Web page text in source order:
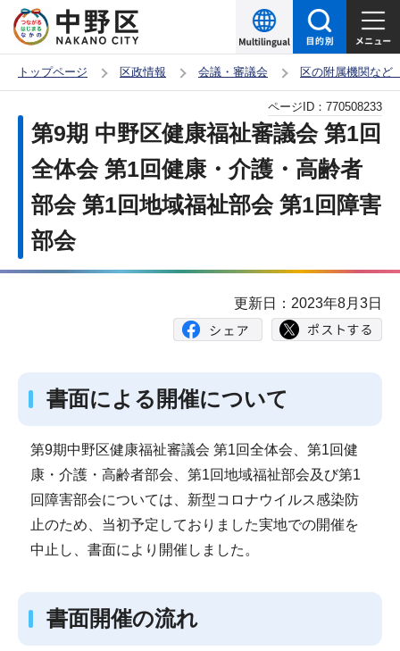
の
ー
トップページ 区政情報 会議・審議会 区の附属機関など
第9期 中野区健康福祉審議会 第1回
全体会 第1回健康・介護・高齢者
部会 第1回地域福祉部会 第1回障害
部会
ページID： 770508233
更新日：2023年8月3日
書面による開催について
第9期中野区健康福祉審議会 第1回全体会、第1回健
康・介護・高齢者部会、第1回地域福祉部会及び第1
回障害部会については、新型コロナウイルス感染防
止のため、当初予定しておりました実地での開催を
中止し、書面により開催しました。
書面開催の流れ